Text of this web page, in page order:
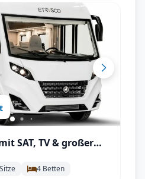
SAT, TV & großer
Sitze 4 Betten